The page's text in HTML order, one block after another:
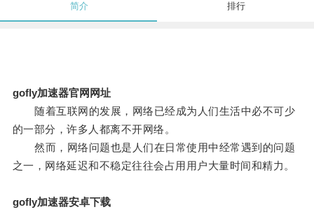
简介 排行
gofly加速器官网网址
随着互联网的发展，网络已经成为人们生活中必不可少
的一部分，许多人都离不开网络。
然而，网络问题也是人们在日常使用中经常遇到的问题
之一，网络延迟和不稳定往往会占用用户大量时间和精力。
gofly加速器安卓下载